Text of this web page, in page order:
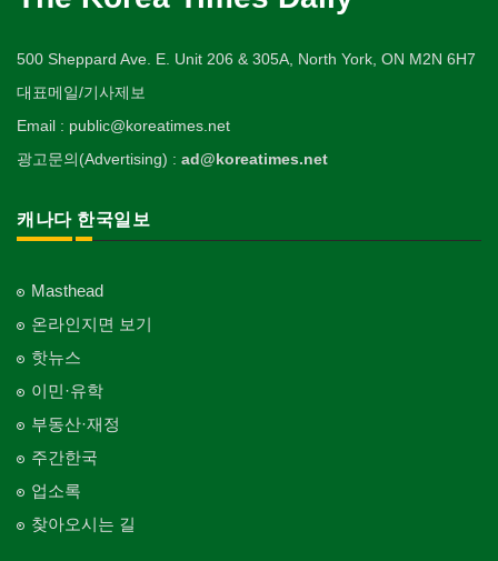
500 Sheppard Ave. E. Unit 206 & 305A, North York, ON M2N 6H7
대표메일/기사제보
Email : public@koreatimes.net
광고문의(Advertising) : ad@koreatimes.net
캐나다 한국일보
Masthead
온라인지면 보기
핫뉴스
이민·유학
부동산·재정
주간한국
업소록
찾아오시는 길